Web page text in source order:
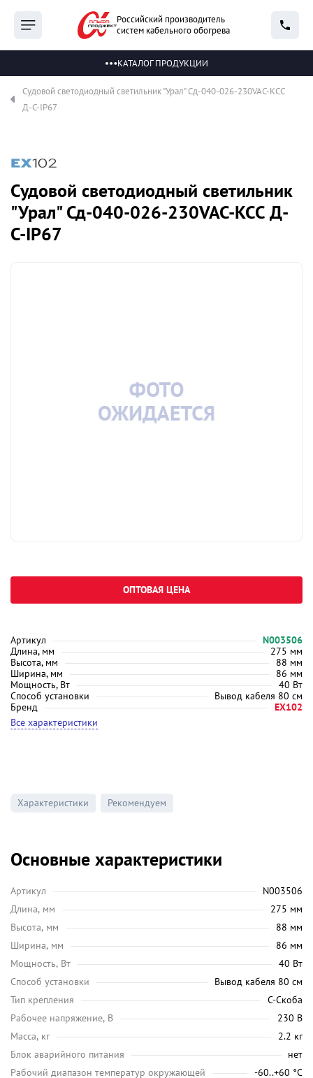
Российский производитель
систем кабельного обогрева
КАТАЛОГ ПРОДУКЦИИ
Судовой светодиодный светильник "Урал" Сд-040-026-230VAC-КСС
Д-С-IP67
Судовой светодиодный светильник
"Урал" Сд-040-026-230VAC-КСС Д-
С-IP67
Артикул
N003506
Длина, мм
275 мм
Высота, мм
88 мм
Ширина, мм
86 мм
Мощность, Вт
40 Вт
Способ установки
Вывод кабеля 80 см
Бренд
EX102
Все характеристики
ОПТОВАЯ ЦЕНА
Характеристики Рекомендуем
Основные характеристики
Артикул
N003506
Длина, мм
275 мм
Высота, мм
88 мм
Ширина, мм
86 мм
Мощность, Вт
40 Вт
Способ установки
Вывод кабеля 80 см
Тип крепления
С-Скоба
Рабочее напряжение, В
230 В
Масса, кг
2.2 кг
Блок аварийного питания
нет
Рабочий диапазон температур окружающей
-60..+60 °С